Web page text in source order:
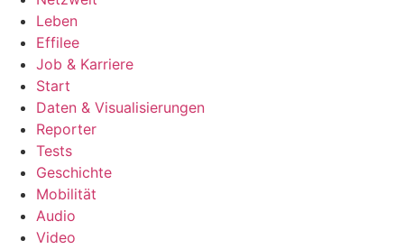
Leben
Effilee
Job & Karriere
Start
Daten & Visualisierungen
Reporter
Tests
Geschichte
Mobilität
Audio
Video